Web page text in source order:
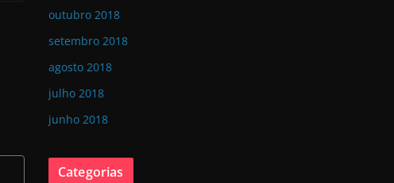
outubro 2018
setembro 2018
agosto 2018
julho 2018
junho 2018
Categorias